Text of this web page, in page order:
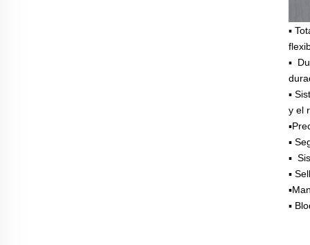
▪
▪
▪
y el
▪
▪
▪
▪
▪
▪